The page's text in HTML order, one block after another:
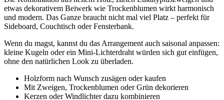
etwas dekorativem Beiwerk wie Trockenblumen wirkt harmonisch
und modern. Das Ganze braucht nicht mal viel Platz – perfekt für
Sideboard, Couchtisch oder Fensterbank.
Wenn du magst, kannst du das Arrangement auch saisonal anpassen:
kleine Kugeln oder ein Mini-Lichterdraht würden sich gut einfügen,
ohne den natürlichen Look zu überladen.
Holzform nach Wunsch zusägen oder kaufen
Mit Zweigen, Trockenblumen oder Grün dekorieren
Kerzen oder Windlichter dazu kombinieren